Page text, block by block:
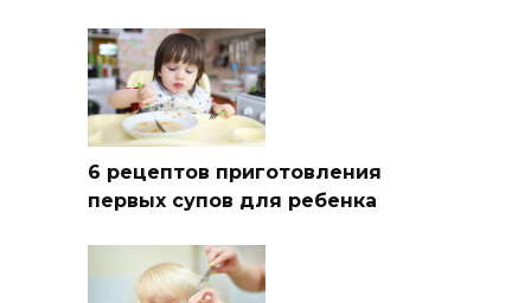
6 рецептов приготовления
первых супов для ребенка